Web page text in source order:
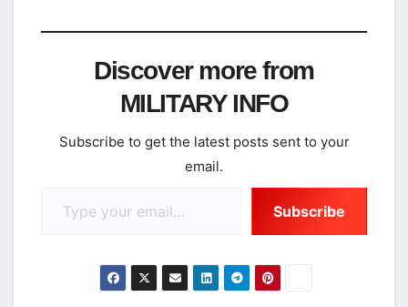
Discover more from
MILITARY INFO
Subscribe to get the latest posts sent to your
email.
Subscribe